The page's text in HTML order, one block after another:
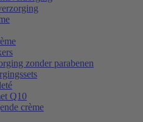
zonder parabenen
Q10
crème